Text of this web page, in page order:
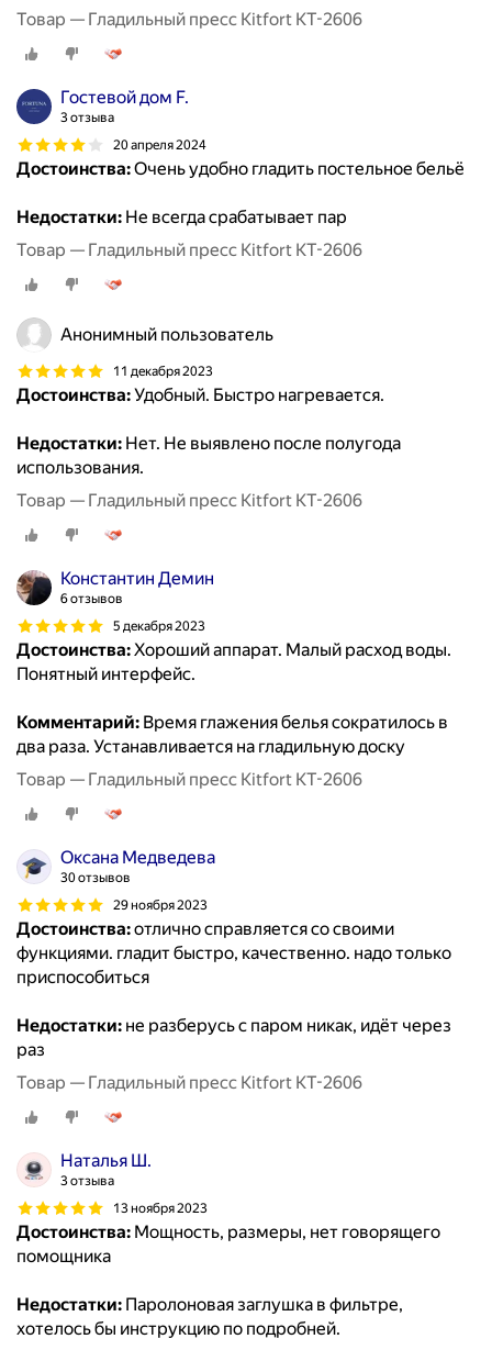
Товар — Гладильный пресс Kitfort КТ-2606
Гостевой дом F.
3 отзыва
20 апреля 2024
Достоинства:Очень удобно гладить постельное бельё
Недостатки: Не всегда срабатывает пар
Товар — Гладильный пресс Kitfort КТ-2606
Анонимный пользователь
11 декабря 2023
Достоинства:Удобный. Быстро нагревается.
Недостатки: Нет. Не выявлено после полугода
использования.
Товар — Гладильный пресс Kitfort КТ-2606
Константин Демин
6 отзывов
5 декабря 2023
Достоинства:Хороший аппарат. Малый расход воды.
Понятный интерфейс.
Комментарий: Время глажения белья сократилось в
два раза. Устанавливается на гладильную доску
Товар — Гладильный пресс Kitfort КТ-2606
Оксана Медведева
30 отзывов
29 ноября 2023
Достоинства:отлично справляется со своими
функциями. гладит быстро, качественно. надо только
приспособиться
Недостатки: не разберусь с паром никак, идёт через
раз
Товар — Гладильный пресс Kitfort КТ-2606
Наталья Ш.
3 отзыва
13 ноября 2023
Достоинства: Мощность, размеры, нет говорящего
помощника
Недостатки: Паролоновая заглушка в фильтре,
хотелось бы инструкцию по подробней.